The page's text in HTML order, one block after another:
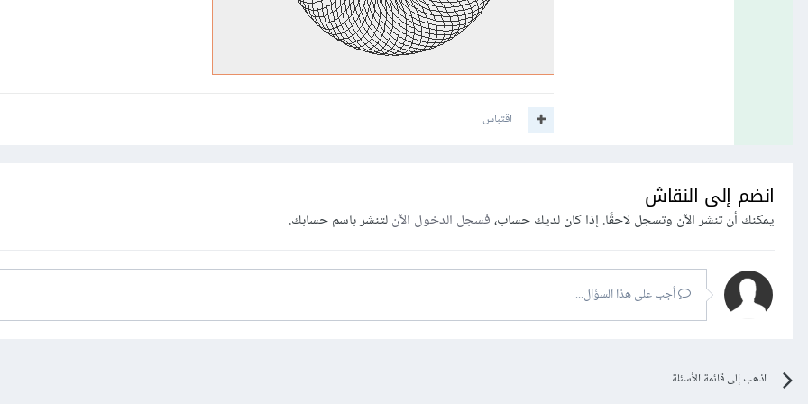
اقتباس
انضم إلى النقاش
يمكنك أن تنشر الآن وتسجل لاحقًا. إذا كان لديك حساب،فسجل الدخول الآنلتنشر باسم حسابك.
أجب على هذا السؤال...
اذهب إلى قائمة الأسئلة